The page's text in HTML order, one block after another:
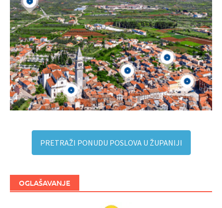
PRETRAŽI PONUDU POSLOVA U ŽUPANIJI
OGLAŠAVANJE